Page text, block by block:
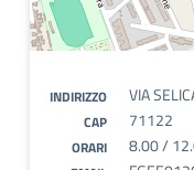
INDIRIZZO VIA
CAP 71122
ORARI 8.00 /